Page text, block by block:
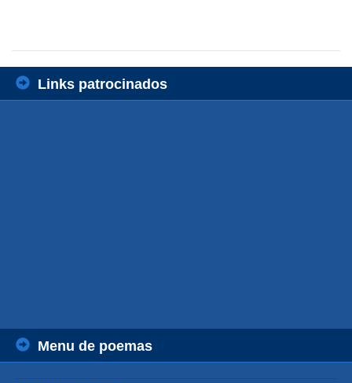
Links patrocinados
Menu de poemas